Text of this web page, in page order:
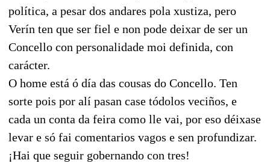
política, a pesar dos andares pola xustiza, pero
Verín ten que ser fiel e non pode deixar de ser un
Concello con personalidade moi definida, con
carácter.
O home está ó día das cousas do Concello. Ten
sorte pois por alí pasan case tódolos veciños, e
cada un conta da feira como lle vai, por eso déixase
levar e só fai comentarios vagos e sen profundizar.
¡Hai que seguir gobernando con tres!